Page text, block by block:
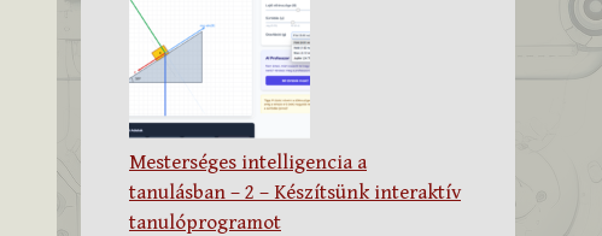
Mesterséges intelligencia a
tanulásban – 2 – Készítsünk interaktív
tanulóprogramot